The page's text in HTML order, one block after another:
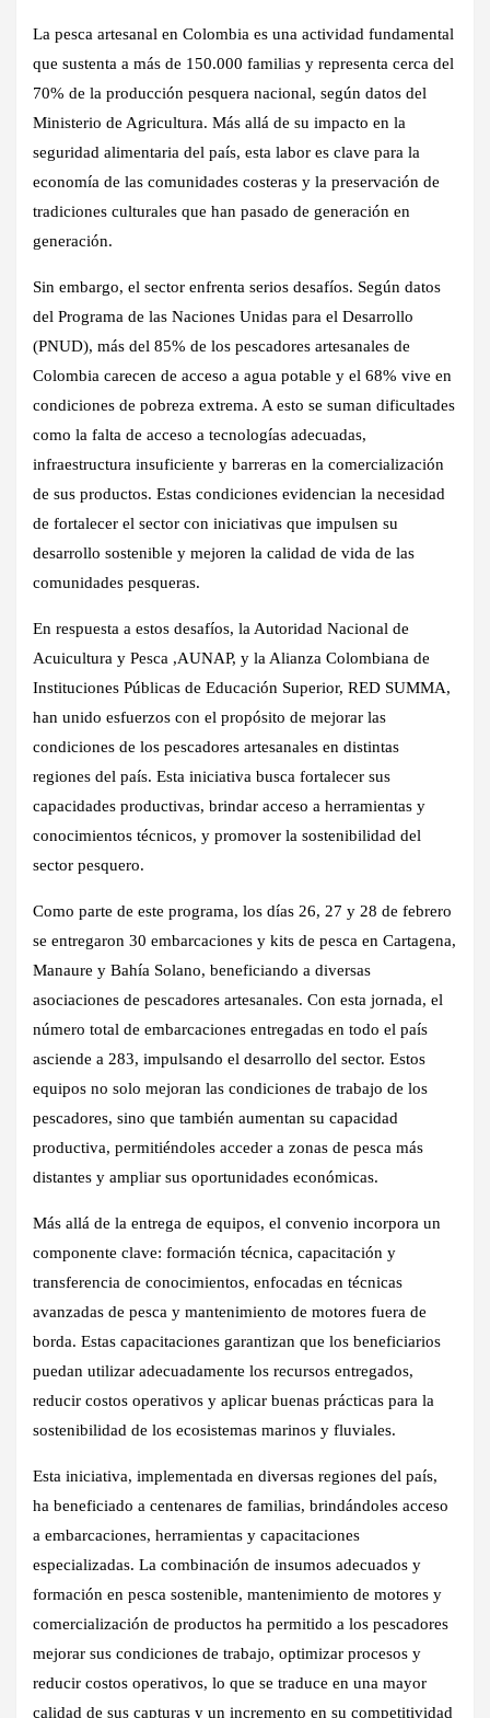
La pesca artesanal en Colombia es una actividad fundamental
que sustenta a más de 150.000 familias y representa cerca del
70% de la producción pesquera nacional, según datos del
Ministerio de Agricultura. Más allá de su impacto en la
seguridad alimentaria del país, esta labor es clave para la
economía de las comunidades costeras y la preservación de
tradiciones culturales que han pasado de generación en
generación.
Sin embargo, el sector enfrenta serios desafíos. Según datos
del Programa de las Naciones Unidas para el Desarrollo
(PNUD), más del 85% de los pescadores artesanales de
Colombia carecen de acceso a agua potable y el 68% vive en
condiciones de pobreza extrema. A esto se suman dificultades
como la falta de acceso a tecnologías adecuadas,
infraestructura insuficiente y barreras en la comercialización
de sus productos. Estas condiciones evidencian la necesidad
de fortalecer el sector con iniciativas que impulsen su
desarrollo sostenible y mejoren la calidad de vida de las
comunidades pesqueras.
En respuesta a estos desafíos, la Autoridad Nacional de
Acuicultura y Pesca ,AUNAP, y la Alianza Colombiana de
Instituciones Públicas de Educación Superior, RED SUMMA,
han unido esfuerzos con el propósito de mejorar las
condiciones de los pescadores artesanales en distintas
regiones del país. Esta iniciativa busca fortalecer sus
capacidades productivas, brindar acceso a herramientas y
conocimientos técnicos, y promover la sostenibilidad del
sector pesquero.
Como parte de este programa, los días 26, 27 y 28 de febrero
se entregaron 30 embarcaciones y kits de pesca en Cartagena,
Manaure y Bahía Solano, beneficiando a diversas
asociaciones de pescadores artesanales. Con esta jornada, el
número total de embarcaciones entregadas en todo el país
asciende a 283, impulsando el desarrollo del sector. Estos
equipos no solo mejoran las condiciones de trabajo de los
pescadores, sino que también aumentan su capacidad
productiva, permitiéndoles acceder a zonas de pesca más
distantes y ampliar sus oportunidades económicas.
Más allá de la entrega de equipos, el convenio incorpora un
componente clave: formación técnica, capacitación y
transferencia de conocimientos, enfocadas en técnicas
avanzadas de pesca y mantenimiento de motores fuera de
borda. Estas capacitaciones garantizan que los beneficiarios
puedan utilizar adecuadamente los recursos entregados,
reducir costos operativos y aplicar buenas prácticas para la
sostenibilidad de los ecosistemas marinos y fluviales.
Esta iniciativa, implementada en diversas regiones del país,
ha beneficiado a centenares de familias, brindándoles acceso
a embarcaciones, herramientas y capacitaciones
especializadas. La combinación de insumos adecuados y
formación en pesca sostenible, mantenimiento de motores y
comercialización de productos ha permitido a los pescadores
mejorar sus condiciones de trabajo, optimizar procesos y
reducir costos operativos, lo que se traduce en una mayor
calidad de sus capturas y un incremento en su competitividad